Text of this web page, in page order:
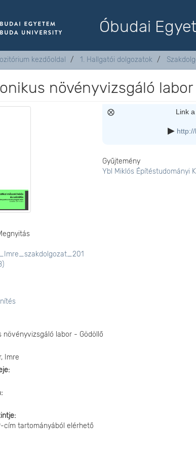
Óbudai
kezdőoldal 1. Hallgatói dolgozatok
növényvizsgáló
Link
Gyűjtemény
Ybl Miklós Építéstudományi
növényvizsgáló labor - Gödöllő
Imre
cím tartományából elérhető